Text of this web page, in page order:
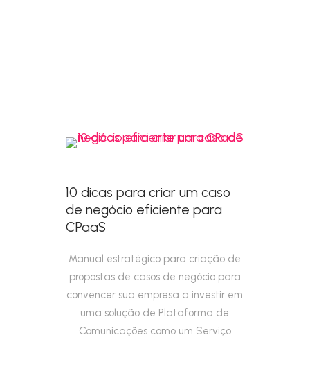
10 dicas para criar um caso
de negócio eficiente para
CPaaS
Manual estratégico para criação de
propostas de casos de negócio para
convencer sua empresa a investir em
uma solução de Plataforma de
Comunicações como um Serviço